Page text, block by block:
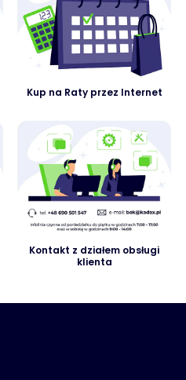
Kup na Raty przez Internet
Kontakt z działem obsługi
klienta